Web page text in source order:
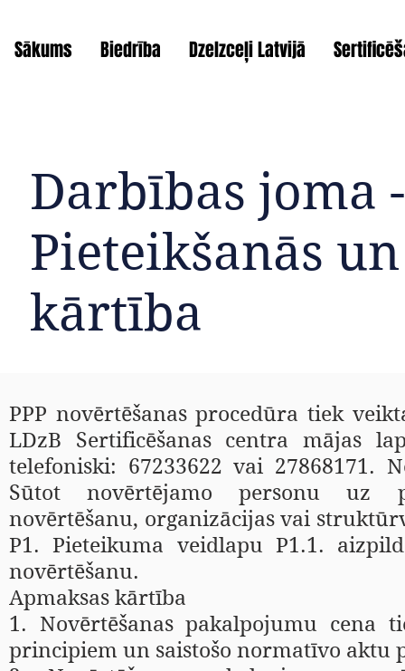
Sākums Biedrība Dzelzceļi Latvijā
Darbības joma
Pieteikšanās
kārtība
PPP novērtēšanas procedūra tiek
LDzB Sertificēšanas centra mājas
telefoniski: 67233622 vai 27868171.
Sūtot novērtējamo personu uz
novērtēšanu, organizācijas vai
P1.Pieteikuma veidlapu P1.1.
novērtēšanu.
Apmaksas kārtība
1. Novērtēšanas pakalpojumu cena
principiem un saistošo normatīvo aktu